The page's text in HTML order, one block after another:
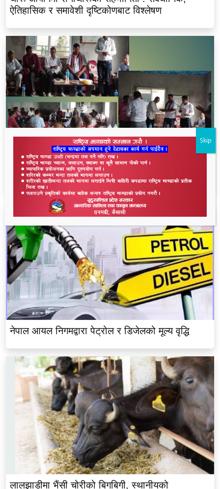
ऐतिहासिक र समावेशी दृष्टिकोणबाट विश्लेषण
भीमदत्त नगर बरघर भलमन्सा समितिमा रामबहादुर चौधरी
चयन
नेपाल आयल निगमद्वारा पेट्रोल र डिजेलको मूल्य वृद्धि
लालझाडीमा भैंसी चोरीको बिगबिगी, स्थानीयको
Skip